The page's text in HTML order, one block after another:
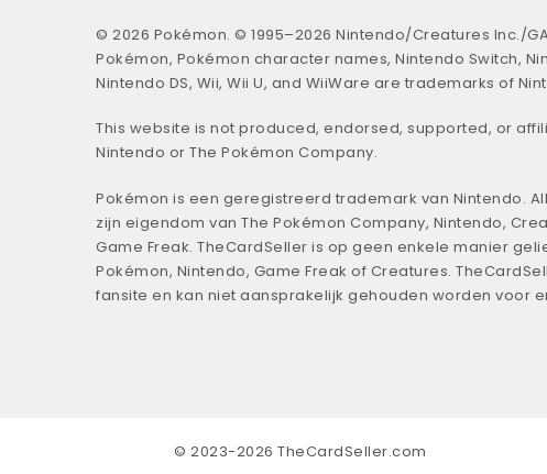
© 2026 Pokémon. © 1995–2026 Nintendo/Creatures Inc./
Pokémon, Pokémon character names, Nintendo Switch,
Nintendo DS, Wii, Wii U, and WiiWare are trademarks of
This website is not produced, endorsed, supported, or
Nintendo or The Pokémon Company.
Pokémon is een geregistreerd trademark van Nintendo.
zijn eigendom van The Pokémon Company, Nintendo,
Game Freak. TheCardSeller is op geen enkele manier
Pokémon, Nintendo, Game Freak of Creatures.
fansite en kan niet aansprakelijk gehouden worden voor
© 2023-2026 TheCardSeller.com